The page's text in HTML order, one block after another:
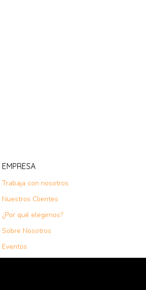
EMPRESA
Trabaja con nosotros
Nuestros Clientes
¿Por qué elegirnos?
Sobre Nosotros
Eventos